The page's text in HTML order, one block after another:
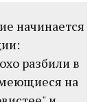
начинается
разбили в
на